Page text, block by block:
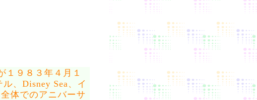
１９８３年４月１
、Disney Sea、イ
体でのアニバーサ